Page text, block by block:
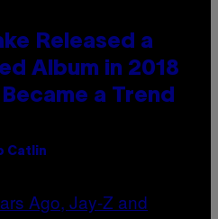
Released a
Album in 2018
a Trend
Catlin